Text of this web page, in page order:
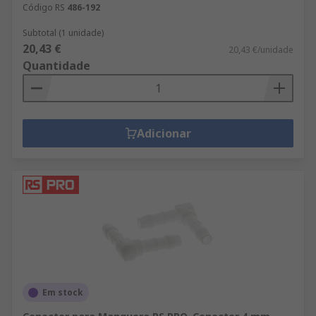
Código RS 486-192
Subtotal (1 unidade)
20,43 € 20,43 €/unidade
Quantidade
Adicionar
Em stock